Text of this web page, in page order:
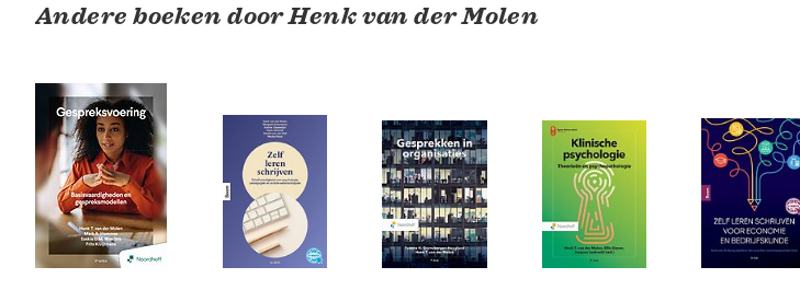
Andere boeken door Henk van der Molen